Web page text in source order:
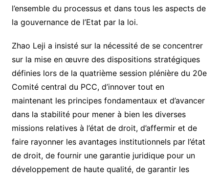
l’ensemble du processus et dans tous les aspects de
la gouvernance de l’Etat par la loi.
Zhao Leji a insisté sur la nécessité de se concentrer
sur la mise en œuvre des dispositions stratégiques
définies lors de la quatrième session plénière du 20e
Comité central du PCC, d’innover tout en
maintenant les principes fondamentaux et d’avancer
dans la stabilité pour mener à bien les diverses
missions relatives à l’état de droit, d’affermir et de
faire rayonner les avantages institutionnels par l’état
de droit, de fournir une garantie juridique pour un
développement de haute qualité, de garantir les